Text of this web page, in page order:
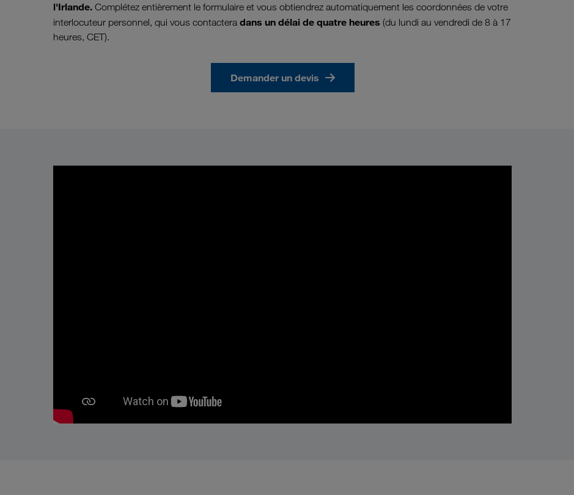
l'Irlande. Complétez entièrement le formulaire et vous obtiendrez automatiquement les coordonnées de votre
interlocuteur personnel, qui vous contactera dans un délai de quatre heures (du lundi au vendredi de 8 à 17
heures, CET).
Demander un devis